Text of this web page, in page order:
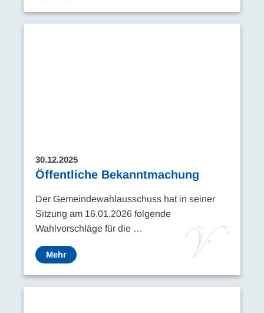
30.12.2025
Öffentliche Bekanntmachung
Der Gemeindewahlausschuss hat in seiner
Sitzung am 16.01.2026 folgende
Wahlvorschläge für die …
Mehr